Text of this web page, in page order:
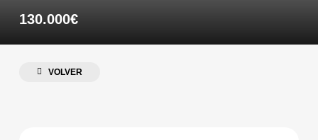
130.000€
VOLVER